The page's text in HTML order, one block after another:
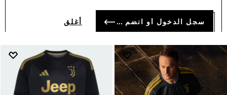
سجل الدخول أو انضم الآن أغلق